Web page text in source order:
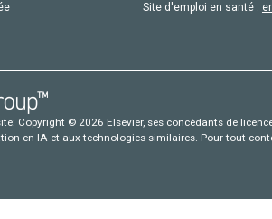
Site d'emploi en santé :
Copyright © 2026 Elsevier, ses concédants de
en IA et aux technologies similaires. Pour tout